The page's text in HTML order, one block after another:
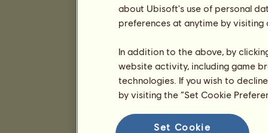
about Ubisoft's use of personal
preferences at anytime by
In addition to the above, by
website activity, including game
technologies. If you wish to
by visiting the “Set Cookie
Set Cookie